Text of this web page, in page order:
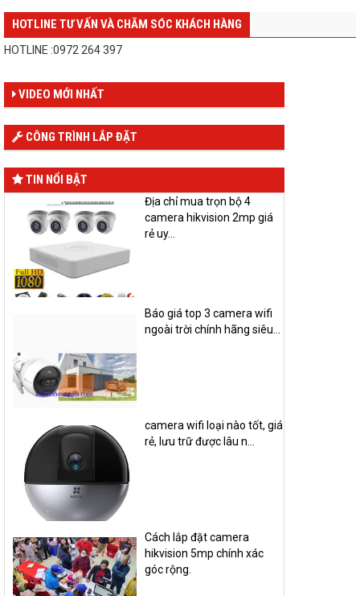
HOTLINE TƯ VẤN VÀ CHĂM SÓC KHÁCH HÀNG
HOTLINE :0972 264 397
VIDEO MỚI NHẤT
CÔNG TRÌNH LẮP ĐẶT
TIN NỔI BẬT
Địa chỉ mua trọn bộ 4
camera hikvision 2mp giá
rẻ uy...
Báo giá top 3 camera wifi
ngoài trời chính hãng siêu...
camera wifi loại nào tốt, giá
rẻ, lưu trữ được lâu n...
Cách lắp đặt camera
hikvision 5mp chính xác
góc rộng.